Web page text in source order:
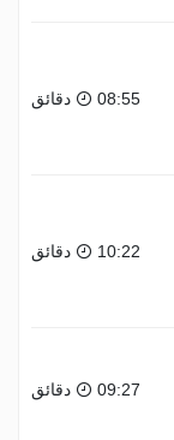
08:55 دقائق
10:22 دقائق
09:27 دقائق